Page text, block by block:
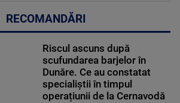
RECOMANDĂRI
Riscul ascuns după
scufundarea barjelor în
Dunăre. Ce au constatat
specialiștii în timpul
operațiunii de la Cernavodă